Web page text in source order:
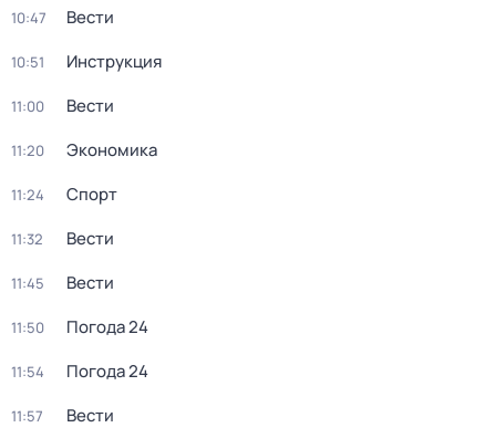
10:47 Вести
10:51 Инструкция
11:00 Вести
11:20 Экономика
11:24 Спорт
11:32 Вести
11:45 Вести
11:50 Погода 24
11:54 Погода 24
11:57 Вести